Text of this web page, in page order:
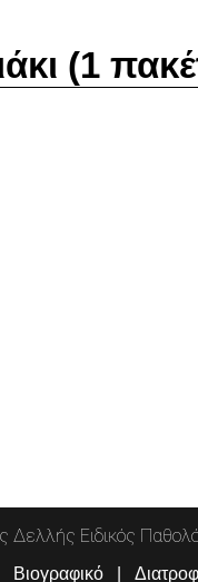
(1
Δελλής Ειδικός
Βιογραφικό